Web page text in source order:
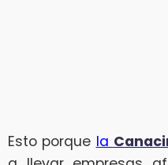
Esto porque la